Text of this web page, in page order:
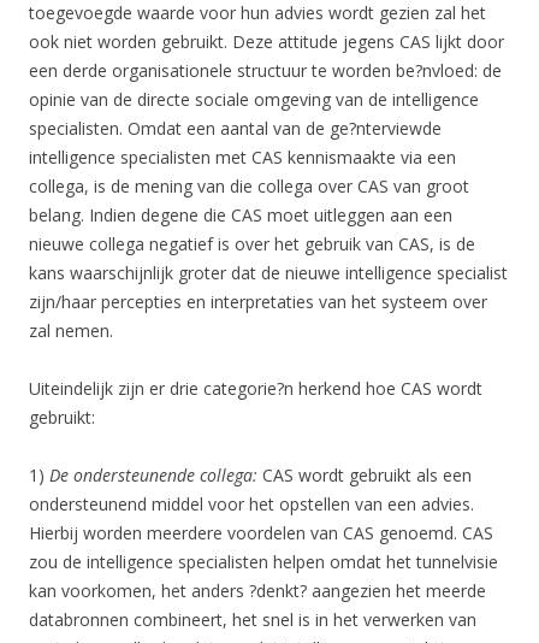
toegevoegde waarde voor hun advies wordt gezien zal het
ook niet worden gebruikt. Deze attitude jegens CAS lijkt door
een derde organisationele structuur te worden be?nvloed: de
opinie van de directe sociale omgeving van de intelligence
specialisten. Omdat een aantal van de ge?nterviewde
intelligence specialisten met CAS kennismaakte via een
collega, is de mening van die collega over CAS van groot
belang. Indien degene die CAS moet uitleggen aan een
nieuwe collega negatief is over het gebruik van CAS, is de
kans waarschijnlijk groter dat de nieuwe intelligence specialist
zijn/haar percepties en interpretaties van het systeem over
zal nemen.
Uiteindelijk zijn er drie categorie?n herkend hoe CAS wordt
gebruikt:
1) De ondersteunende collega: CAS wordt gebruikt als een
ondersteunend middel voor het opstellen van een advies.
Hierbij worden meerdere voordelen van CAS genoemd. CAS
zou de intelligence specialisten helpen omdat het tunnelvisie
kan voorkomen, het anders ?denkt? aangezien het meerde
databronnen combineert, het snel is in het verwerken van